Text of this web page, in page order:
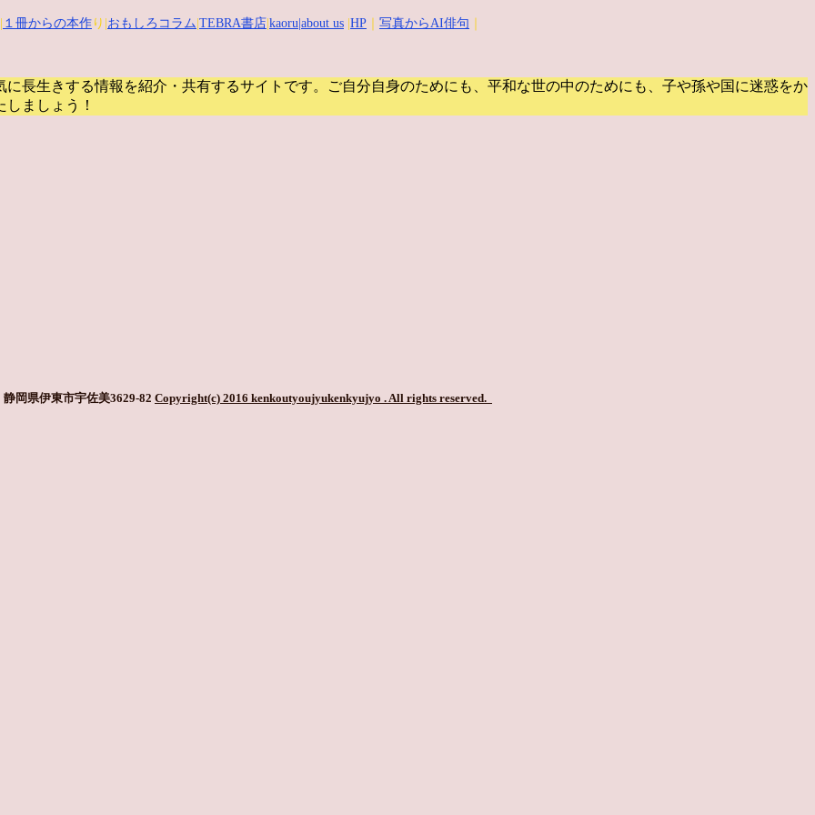
１冊からの本作 り| おもしろコラム TEBRA書店 kaoru |about us HP 写真からAI俳句
長生きする情報を紹介・共有するサイトです。
ご自分自身のためにも、平和な世の中のためにも、子や孫や国に迷惑をか
ましょう！
岡県伊東市宇佐美3629-82 Copyright(c) 2016 kenkoutyoujyukenkyujyo . All rights reserved.